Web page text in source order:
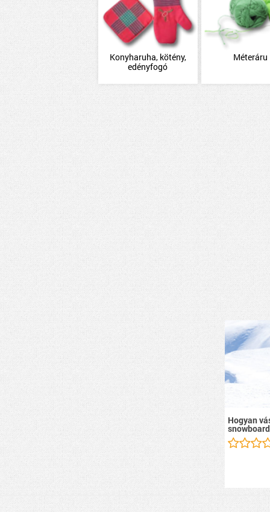
Konyharuha, kötény,
edényfogó
Méteráru
Hogyan